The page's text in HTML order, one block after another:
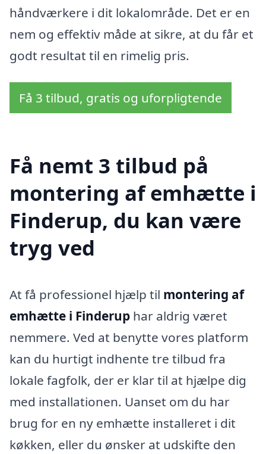
håndværkere i dit lokalområde. Det er en
nem og effektiv måde at sikre, at du får et
godt resultat til en rimelig pris.
Få 3 tilbud, gratis og uforpligtende
Få nemt 3 tilbud på
montering af emhætte i
Finderup, du kan være
tryg ved
At få professionel hjælp til montering af
emhætte i Finderup har aldrig været
nemmere. Ved at benytte vores platform
kan du hurtigt indhente tre tilbud fra
lokale fagfolk, der er klar til at hjælpe dig
med installationen. Uanset om du har
brug for en ny emhætte installeret i dit
køkken, eller du ønsker at udskifte den